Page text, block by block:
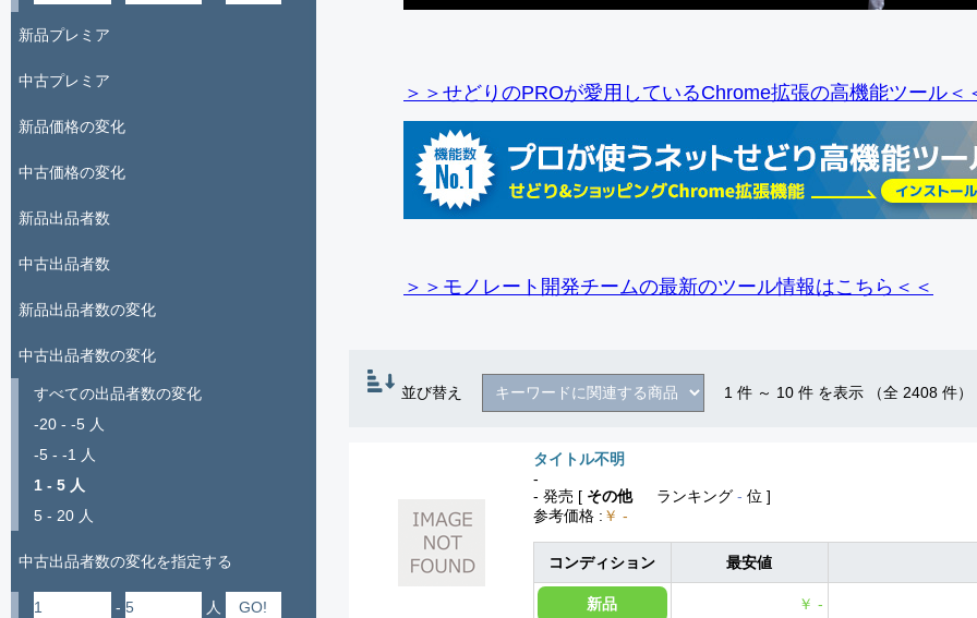
＞＞せどりのPROが愛用しているChrome拡張の高機能ツール＜
＞＞モノレート開発チームの最新のツール情報はこちら＜＜
並び替え 1 件 ～ 10 件 を表示 （全 2408 件）
タイトル不明
-
- 発売 [ その他 ランキング - 位 ]
参考価格 : ￥ -
コンディション 最安値
新品 ￥ -
新品プレミア
中古プレミア
新品価格の変化
中古価格の変化
新品出品者数
中古出品者数
新品出品者数の変化
中古出品者数の変化
すべての出品者数の変化
-20 - -5 人
-5 - -1 人
1 - 5 人
5 - 20 人
中古出品者数の変化を指定する
- 人